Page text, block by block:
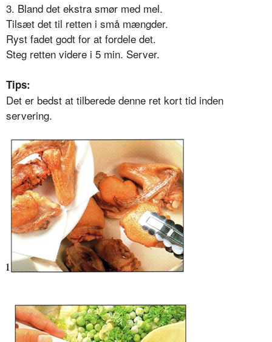
3. Bland det ekstra smør med mel.
Tilsæt det til retten i små mængder.
Ryst fadet godt for at fordele det.
Steg retten videre i 5 min. Server.
Tips:
Det er bedst at tilberede denne ret kort tid inden
servering.